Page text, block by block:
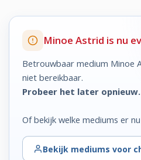
Minoe Astrid is nu
Betrouwbaar medium Minoe
niet bereikbaar.
Probeer het later opnieuw.
Of bekijk welke mediums er
Bekijk mediums voor